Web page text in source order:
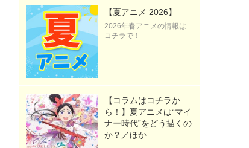
【夏アニメ 2026】
2026年春アニメの情報は
コチラで！
【コラムはコチラか
ら！】夏アニメは“マイ
ナー時代”をどう描くの
か？／ほか